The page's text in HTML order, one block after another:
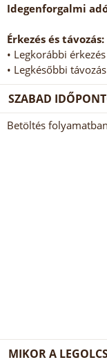
Idegenforgalmi
Érkezés és távozás:
• Legkorábbi
• Legkésőbbi
SZABAD
Betöltés
MIKOR A